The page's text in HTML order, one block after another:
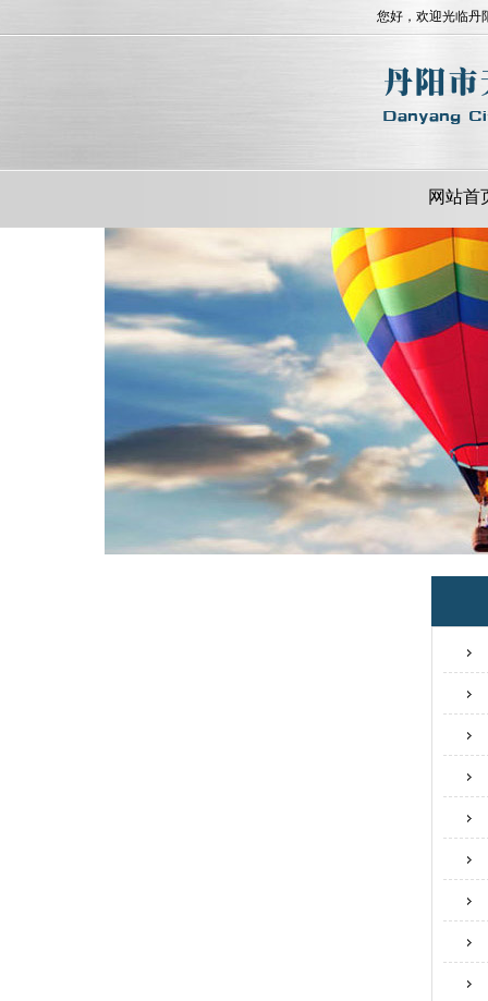
您好，欢迎光临
网站首